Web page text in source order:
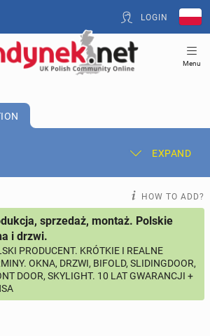
LOGIN
Menu
EXPAND
Ad My Ads
Offer and Adverts Price
268online ads
HOW TO ADD?
sprzedaż, montaż. Polskie
i drzwi.
PRODUCENT. KRÓTKIE I REALNE
OKNA, DRZWI, BIFOLD, SLIDINGDOOR,
DOOR, SKYLIGHT. 10 LAT GWARANCJI +